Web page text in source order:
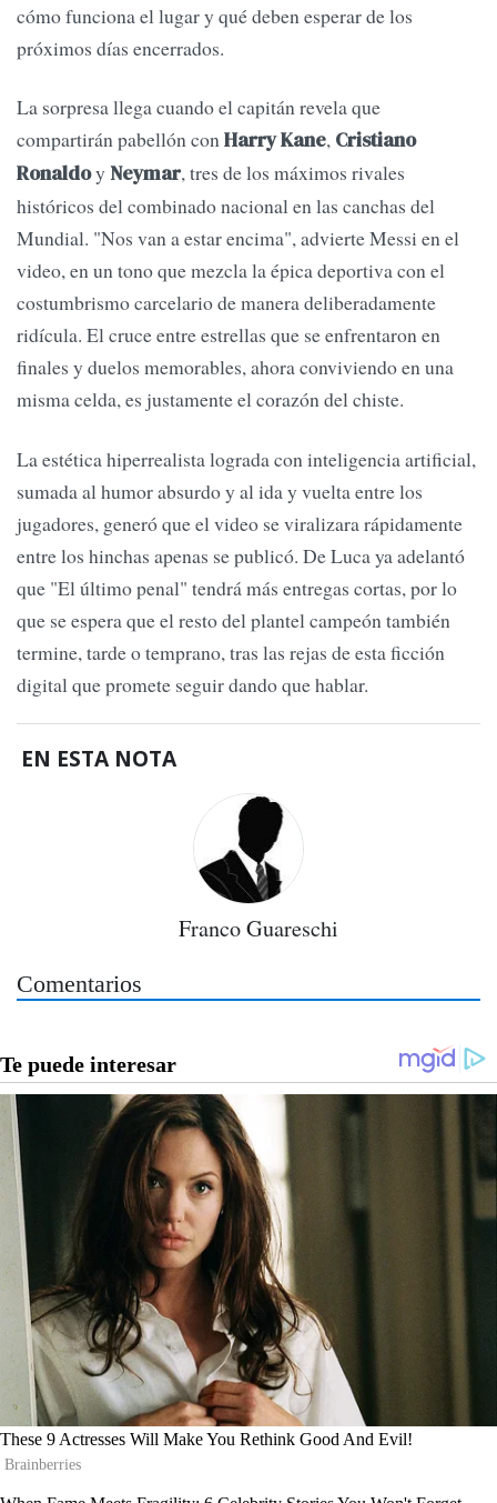
cómo funciona el lugar y qué deben esperar de los
próximos días encerrados.
La sorpresa llega cuando el capitán revela que
compartirán pabellón conHarry Kane, Cristiano
Ronaldoy Neymar, tres de los máximos rivales
históricos del combinado nacional en las canchas del
Mundial. "Nos van a estar encima", advierte Messi en el
video, en un tono que mezcla la épica deportiva con el
costumbrismo carcelario de manera deliberadamente
ridícula. El cruce entre estrellas que se enfrentaron en
finales y duelos memorables, ahora conviviendo en una
misma celda, es justamente el corazón del chiste.
La estética hiperrealista lograda con inteligencia artificial,
sumada al humor absurdo y al ida y vuelta entre los
jugadores, generó que el video se viralizara rápidamente
entre los hinchas apenas se publicó. De Luca ya adelantó
que "El último penal" tendrá más entregas cortas, por lo
que se espera que el resto del plantel campeón también
termine, tarde o temprano, tras las rejas de esta ficción
digital que promete seguir dando que hablar.
EN ESTA NOTA
Franco Guareschi
Comentarios